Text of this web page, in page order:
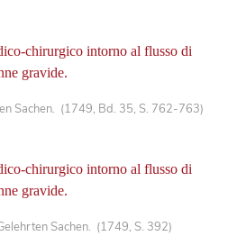
chirurgico intorno al flusso di
gravide.
Sachen. (1749, Bd. 35, S. 762-763)
chirurgico intorno al flusso di
gravide.
Sachen. (1749, S. 392)